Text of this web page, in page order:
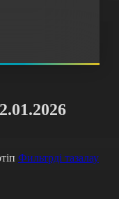
Фильтрді тазалау